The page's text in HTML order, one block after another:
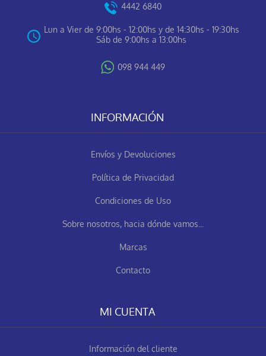
4442 6840
Lun a Vier de 9:00hs - 12:00hs y de 14:30hs - 19:30hs
Sáb de 9:00hs a 13:00hs
098 944 449
INFORMACIÓN
Envíos y Devoluciones
Política de Privacidad
Condiciones de Uso
Sobre nosotros, hacia dónde vamos...
Marcas
Contacto
MI CUENTA
Información del cliente